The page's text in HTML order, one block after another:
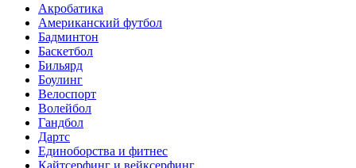
Акробатика
Американский футбол
Бадминтон
Баскетбол
Бильярд
Боулинг
Велоспорт
Волейбол
Гандбол
Дартс
Единоборства и фитнес
Кайтсерфинг и вейксерфинг